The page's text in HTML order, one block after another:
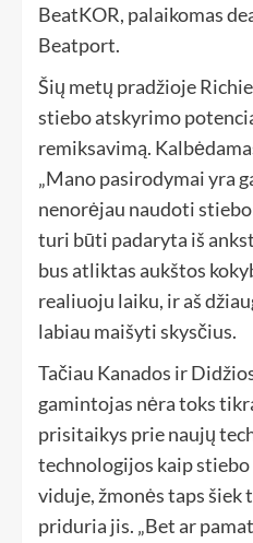
BeatKOR, palaikomas
Beatport.
Šių metų pradžioje
stiebo atskyrimo
remiksavimą.
„Mano pasirodymai yra
nenorėjau naudoti
turi būti padaryta iš
bus atliktas aukštos
realiuoju laiku, ir aš
labiau maišyti skysčius.
Tačiau Kanados ir
gamintojas nėra toks
prisitaikys prie naujų
technologijos kaip
viduje, žmonės taps šiek
priduria jis. „Bet ar